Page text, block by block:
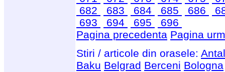
682
683 684 685 686
693
694 695
696
Pagina precedenta Pagina
Stiri / articole din orasele:
Baku Belgrad Berceni Bologna